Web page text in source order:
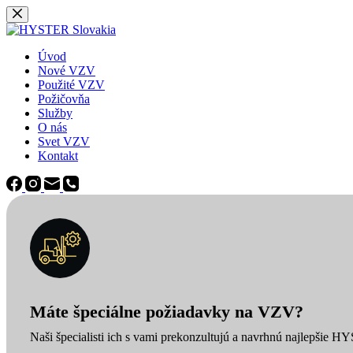
Späť
na
Úvod
Nové VZV
Použité VZV
Požičovňa
Služby
O nás
Svet VZV
Kontakt
Máte špeciálne požiadavky na VZV?
Naši špecialisti ich s vami prekonzultujú a navrhnú najlepšie